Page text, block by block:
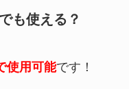
も使える？
使用可能です！